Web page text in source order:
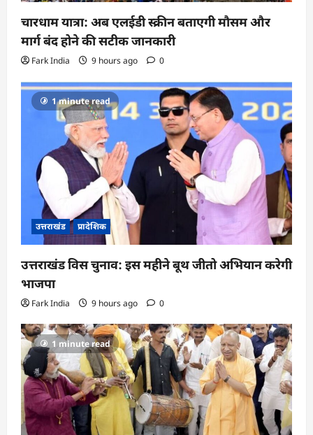
चारधाम यात्रा: अब एलईडी स्क्रीन बताएगी मौसम और
मार्ग बंद होने की सटीक जानकारी
Fark India 9 hours ago 0
1 minute read
उत्तराखंड प्रादेशिक
उत्तराखंड विस चुनाव: इस महीने बूथ जीतो अभियान करेगी
भाजपा
Fark India 9 hours ago 0
1 minute read